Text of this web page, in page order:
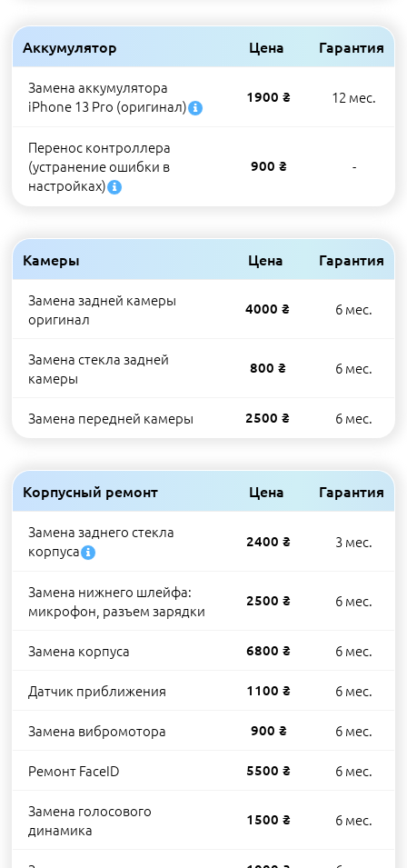
Аккумулятор Цена Гарантия
Замена аккумулятора
iPhone 13 Pro (оригинал)
1900 ₴ 12 мес.
Перенос контроллера
(устранение ошибки в
настройках)
900 ₴ -
Камеры Цена Гарантия
Замена задней камеры
оригинал
4000 ₴ 6 мес.
Замена стекла задней
камеры
800 ₴ 6 мес.
Замена передней камеры 2500 ₴ 6 мес.
Корпусный ремонт Цена Гарантия
Замена заднего стекла
корпуса
2400 ₴ 3 мес.
Замена нижнего шлейфа:
микрофон, разъем зарядки
2500 ₴ 6 мес.
Замена корпуса 6800 ₴ 6 мес.
Датчик приближения 1100 ₴ 6 мес.
Замена вибромотора 900 ₴ 6 мес.
Ремонт FaceID 5500 ₴ 6 мес.
Замена голосового
динамика
1500 ₴ 6 мес.